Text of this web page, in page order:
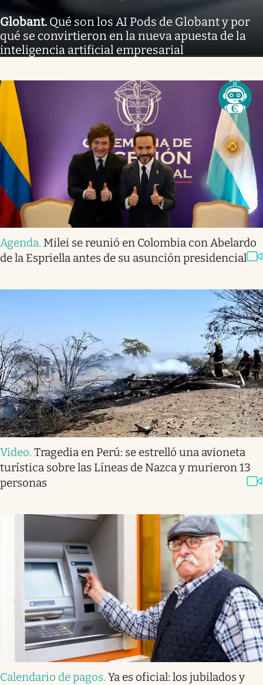
Globant.Qué son los AI Pods de Globant y por
qué se convirtieron en la nueva apuesta de la
inteligencia artificial empresarial
Agenda. Milei se reunió en Colombia con Abelardo
de la Espriella antes de su asunción presidencial
Video. Tragedia en Perú: se estrelló una avioneta
turística sobre las Líneas de Nazca y murieron 13
personas
Calendario de pagos. Ya es oficial: los jubilados y